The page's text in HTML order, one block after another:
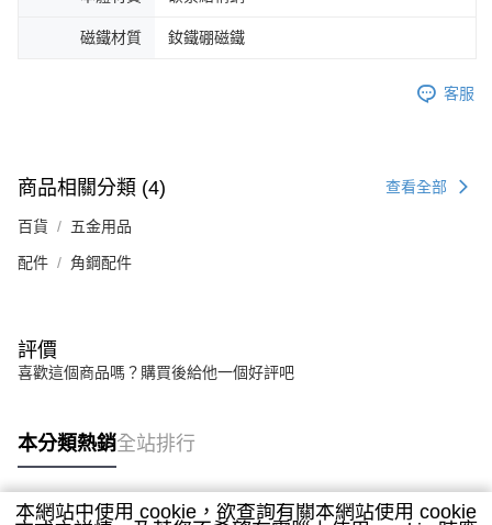
磁鐵材質 釹鐵硼磁鐵
客服
商品相關分類 (4) 查看全部
百貨 五金用品
配件 角鋼配件
評價
喜歡這個商品嗎？購買後給他一個好評吧
本分類熱銷全站排行
本網站中使用 cookie，欲查詢有關本網站使用 cookie